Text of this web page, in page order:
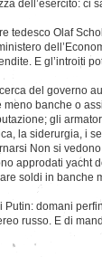
dell’esercito: ci
tedesco Olaf
E gl’introiti
del governo
banche o
gli
la siderurgia, i
Non si
approdati yacht
soldi in banche
domani
russo. E di